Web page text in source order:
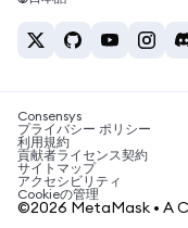
お問い合わせ
BTC→INR
ETH→USDT
USDTの購入
SHIBの購入
BNBの購入
税制関連ニュース
暗号資産の購入方法は？
ビットコインを売るには？
Consensys
プライバシー ポリシー
利用規約
貢献者ライセンス契約
サイトマップ
アクセシビリティ
Cookieの管理
©2026 MetaMask • A